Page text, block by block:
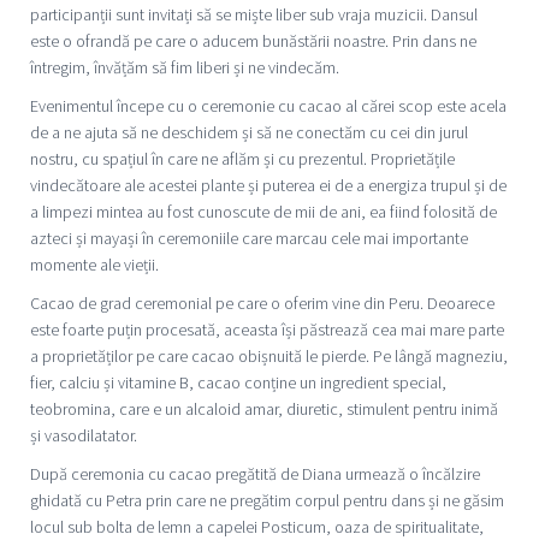
participanții sunt invitați să se miște liber sub vraja muzicii. Dansul
este o ofrandă pe care o aducem bunăstării noastre. Prin dans ne
întregim, învățăm să fim liberi și ne vindecăm.
Evenimentul începe cu o ceremonie cu cacao al cărei scop este acela
de a ne ajuta să ne deschidem și să ne conectăm cu cei din jurul
nostru, cu spațiul în care ne aflăm și cu prezentul. Proprietățile
vindecătoare ale acestei plante și puterea ei de a energiza trupul și de
a limpezi mintea au fost cunoscute de mii de ani, ea fiind folosită de
azteci și mayași în ceremoniile care marcau cele mai importante
momente ale vieții.
Cacao de grad ceremonial pe care o oferim vine din Peru. Deoarece
este foarte puțin procesată, aceasta își păstrează cea mai mare parte
a proprietăților pe care cacao obișnuită le pierde. Pe lângă magneziu,
fier, calciu și vitamine B, cacao conține un ingredient special,
teobromina, care e un alcaloid amar, diuretic, stimulent pentru inimă
și vasodilatator.
După ceremonia cu cacao pregătită de Diana urmează o încălzire
ghidată cu Petra prin care ne pregătim corpul pentru dans și ne găsim
locul sub bolta de lemn a capelei Posticum, oaza de spiritualitate,